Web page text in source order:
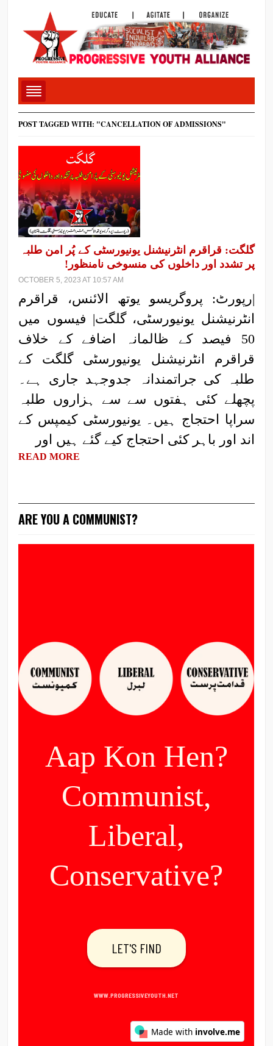
POST TAGGED WITH: "CANCELLATION OF ADMISSIONS"
گلگت: قراقرم انٹرنیشنل یونیورسٹی کے پُر امن طلبہ
پر تشدد اور داخلوں کی منسوخی نامنظور!
OCTOBER 5, 2023 AT 10:57 AM
|رپورٹ: پروگریسو یوتھ الائنس، قراقرم
انٹرنیشنل یونیورسٹی، گلگت| فیسوں میں
50 فیصد کے ظالمانہ اضافے کے خلاف
قراقرم انٹرنیشنل یونیورسٹی گلگت کے
طلبہ کی جراتمندانہ جدوجہد جاری ہے۔
پچھلے کئی ہفتوں سے سے ہزاروں طلبہ
سراپا احتجاج ہیں۔ یونیورسٹی کیمپس کے
اند اور باہر کئی احتجاج کیے گئے ہیں اور
READ MORE
ARE YOU A COMMUNIST?